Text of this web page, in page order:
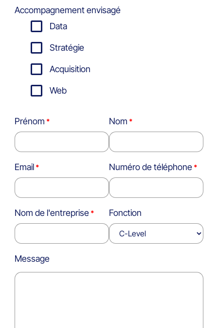
Accompagnement envisagé
Data
Stratégie
Acquisition
Web
Prénom Nom
Email Numéro de téléphone
Nom de l'entreprise Fonction
Message